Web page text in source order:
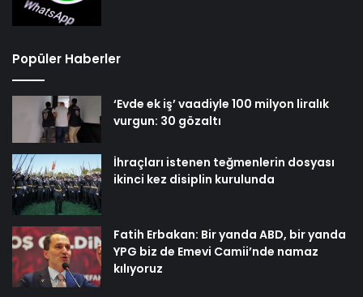
Popüler Haberler
‘Evde ek iş’ vaadiyle 100 milyon liralık
vurgun: 30 gözaltı
İhraçları istenen teğmenlerin dosyası
ikinci kez disiplin kurulunda
Fatih Erbakan: Bir yanda ABD, bir yanda
YPG biz de Emevi Camii’nde namaz
kılıyoruz